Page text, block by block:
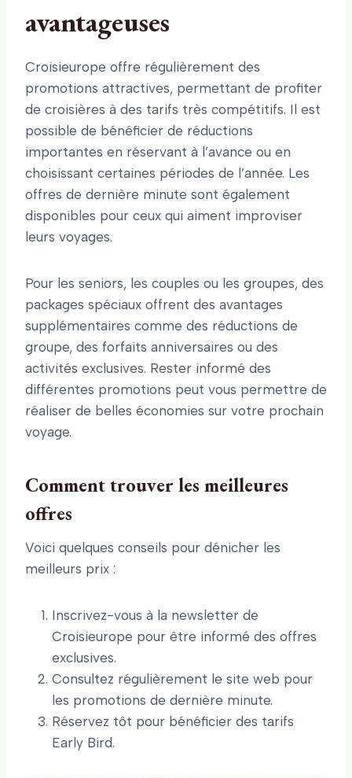
avantageuses
Croisieurope offre régulièrement des
promotions attractives, permettant de profiter
de croisières à des tarifs très compétitifs. Il est
possible de bénéficier de réductions
importantes en réservant à l’avance ou en
choisissant certaines périodes de l’année. Les
offres de dernière minute sont également
disponibles pour ceux qui aiment improviser
leurs voyages.
Pour les seniors, les couples ou les groupes, des
packages spéciaux offrent des avantages
supplémentaires comme des réductions de
groupe, des forfaits anniversaires ou des
activités exclusives. Rester informé des
différentes promotions peut vous permettre de
réaliser de belles économies sur votre prochain
voyage.
Comment trouver les meilleures
offres
Voici quelques conseils pour dénicher les
meilleurs prix :
Inscrivez-vous à la newsletter de
Croisieurope pour être informé des offres
exclusives.
Consultez régulièrement le site web pour
les promotions de dernière minute.
Réservez tôt pour bénéficier des tarifs
Early Bird.